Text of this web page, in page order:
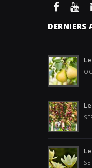
DERNIERS